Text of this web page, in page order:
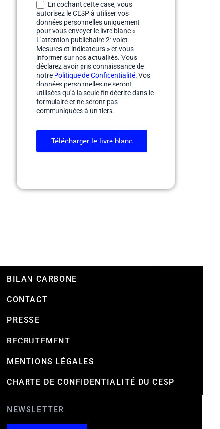
En cochant cette case, vous
autorisez le CESP à utiliser vos
données personnelles uniquement
pour vous envoyer le livre blanc «
L'attention publicitaire 2ᵉ volet -
Mesures et indicateurs » et vous
informer sur nos actualités. Vous
déclarez avoir pris connaissance de
notre Politique de Confidentialité. Vos
données personnelles ne seront
utilisées qu'à la seule fin décrite dans le
formulaire et ne seront pas
communiquées à un tiers.
Télécharger le livre blanc
BILAN CARBONE
CONTACT
PRESSE
RECRUTEMENT
MENTIONS LÉGALES
CHARTE DE CONFIDENTIALITÉ DU CESP
NEWSLETTER